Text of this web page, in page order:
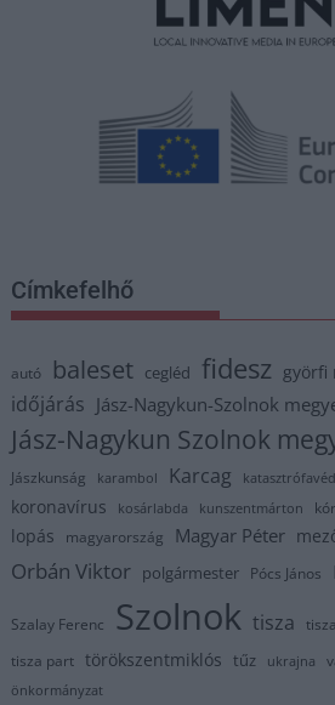
Címkefelhő
autó baleset cegléd fidesz györfi
időjárás Jász-Nagykun-Szolnok
Jász-Nagykun Szolnok
Jászkunság karambol Karcag
koronavírus kosárlabda kunszentmárton
lopás magyarország Magyar Péter
Orbán Viktor polgármester Pócs János
Szalay Ferenc Szolnok tisza
tisza part törökszentmiklós tűz ukrajna
önkormányzat